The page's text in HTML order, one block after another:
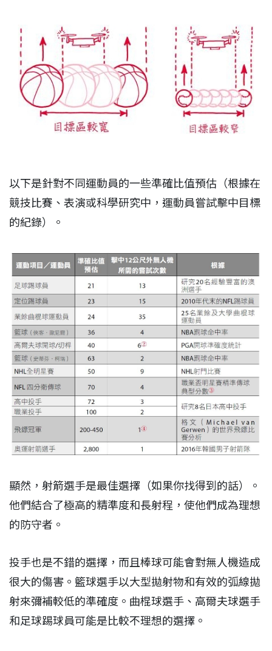
以下是針對不同運動員的一些準確比值預估（根據在
競技比賽、表演或科學研究中，運動員嘗試擊中目標
的紀錄）。
顯然，射箭選手是最佳選擇（如果你找得到的話）。
他們結合了極高的精準度和長射程，使他們成為理想
的防守者。
投手也是不錯的選擇，而且棒球可能會對無人機造成
很大的傷害。籃球選手以大型拋射物和有效的弧線拋
射來彌補較低的準確度。曲棍球選手、高爾夫球選手
和足球踢球員可能是比較不理想的選擇。